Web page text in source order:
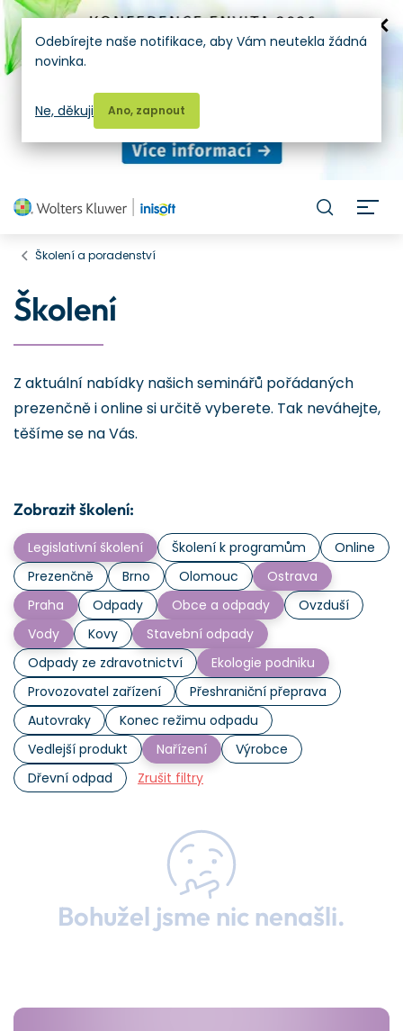
Školení a poradenství
Školení
Z aktuální nabídky našich seminářů pořádaných
prezenčně i online si určitě vyberete. Tak neváhejte,
těšíme se na Vás.
Zobrazit školení:
Legislativní školení Školení k programům
Online
Prezenčně
Brno Olomouc
Ostrava
Praha
Odpady Obce a odpady
Ovzduší
Vody
Kovy
Stavební odpady
Odpady ze zdravotnictví
Ekologie podniku
Provozovatel zařízení
Přeshraniční přeprava
Autovraky
Konec režimu odpadu
Vedlejší produkt
Nařízení
Výrobce
Dřevní odpad
Zrušit filtry
Bohužel jsme nic nenašli.
Odebírejte naše notifikace, aby Vám neutekla žádná
novinka.
Ano, zapnout
Ne, děkuji